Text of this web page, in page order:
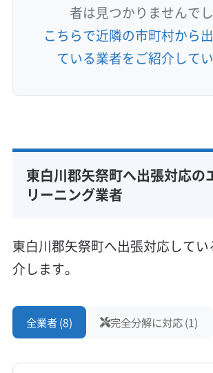
者は見つかりませんでし
こちらで近隣の市町村から
ている業者をご紹介してい
東白川郡矢祭町へ出張対応の
リーニング業者
東白川郡矢祭町へ出張対応して
介します。
全業者 (8) 完全分解に対応 (1)